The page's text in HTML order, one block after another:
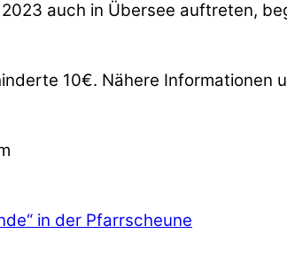
auch in Übersee auftreten,
10€. Nähere Informationen
in der Pfarrscheune